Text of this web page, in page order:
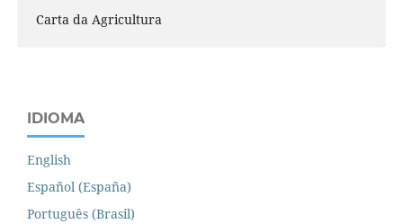
Carta da Agricultura
IDIOMA
English
Español (España)
Português (Brasil)